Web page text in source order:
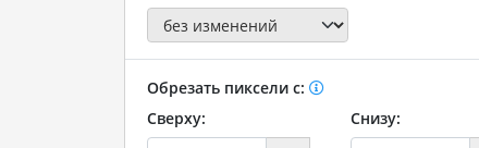
Обрезать пиксели с:
Сверху:
Снизу: